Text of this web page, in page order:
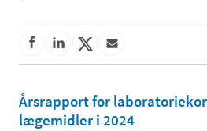
Årsrapport for
lægemidler i 2024